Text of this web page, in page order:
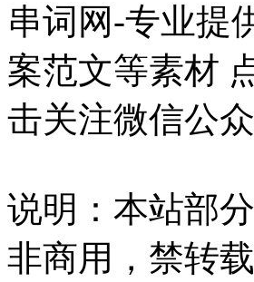
串词网-专业提
案范文等素材
击关注微信公
说明：本站部
非商用，禁转